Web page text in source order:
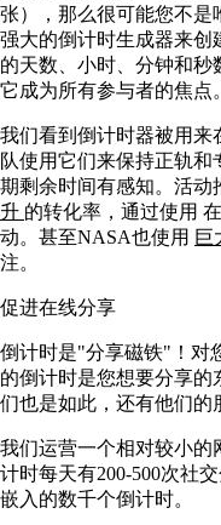
张），那么很可能您不是
强大的倒计时生成器来创
的天数、小时、分钟和秒
它成为所有参与者的焦点。
我们看到倒计时器被用来
队使用它们来保持正轨和
期剩余时间有感知。活动
升 的转化率，通过使用
动。甚至NASA也使用 巨
注。
促进在线分享
倒计时是"分享磁铁"！对
的倒计时是您想要分享
们也是如此，还有他们的
我们运营一个相对较小的
计时每天有200-500次社
嵌入的数千个倒计时。